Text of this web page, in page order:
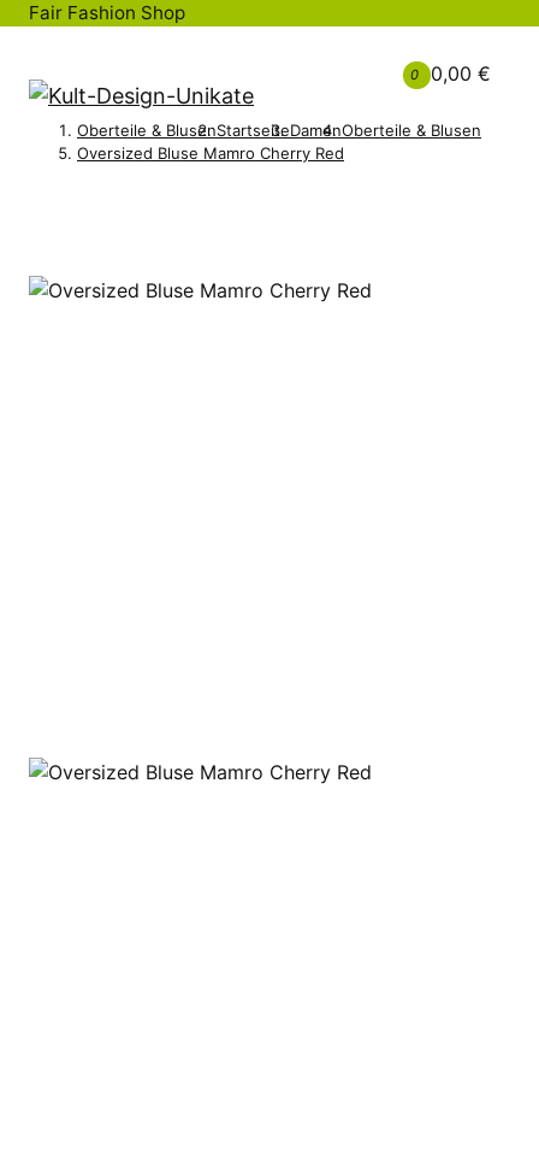
Fair Fashion Shop
0 0,00 €
Oberteile & BlusenStartseiteDamenOberteile & Blusen
Oversized Bluse Mamro Cherry Red